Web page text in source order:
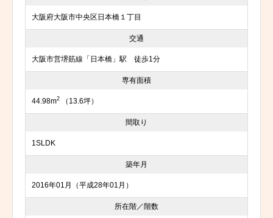
大阪府大阪市中央区日本橋１丁目
交通
大阪市営堺筋線「日本橋」駅 徒歩1分
専有面積
44.98m2 （13.6坪）
間取り
1SLDK
築年月
2016年01月（平成28年01月）
所在階／階数